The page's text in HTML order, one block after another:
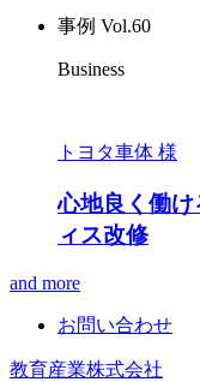
事例 Vol.60
Business
トヨタ車体 様
心地良く働
ィス改修
and more
お問い合わせ
教育産業株式会社